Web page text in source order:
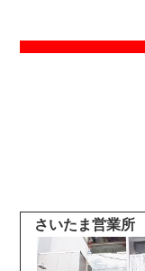
さいたま営業所